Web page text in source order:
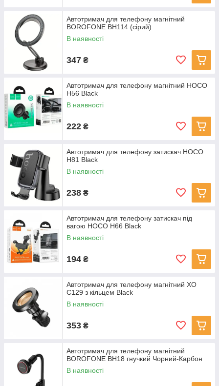
Автотримач для телефону магнітний
BOROFONE BH114 (сірий)
В наявності
347 ₴
Автотримач для телефону магнітний HOCO
H56 Black
В наявності
222 ₴
Автотримач для телефону затискач HOCO
H81 Black
В наявності
238 ₴
Автотримач для телефону затискач під
вагою HOCO H66 Black
В наявності
194 ₴
Автотримач для телефону магнітний XO
C129 з кільцем Black
В наявності
353 ₴
Автотримач для телефону магнітний
BOROFONE BH18 гнучкий Чорний-Карбон
В наявності